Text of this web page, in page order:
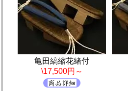
亀田縞縮花緒付
\17,500円～